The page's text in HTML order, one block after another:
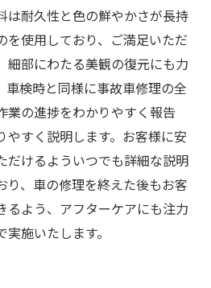
は耐久性と色の鮮やかさが長持
を使用しており、ご満足いただ
細部にわたる美観の復元にも力
車検時と同様に事故車修理の全
業の進捗をわかりやすく報告
やすく説明します。お客様に安
だけるよういつでも詳細な説明
り、車の修理を終えた後もお客
るよう、アフターケアにも注力
施いたします。